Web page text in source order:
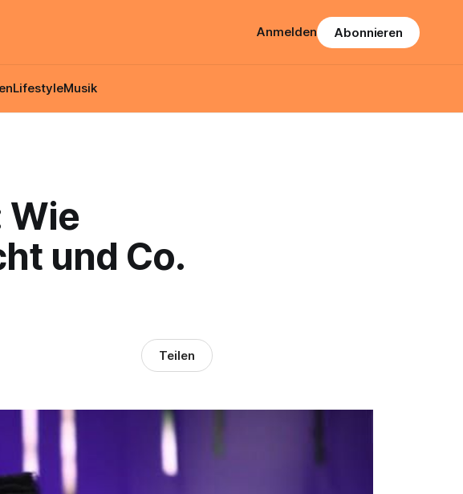
LifestyleMusik
Anmelden Abonnieren
Wie
und Co.
Teilen